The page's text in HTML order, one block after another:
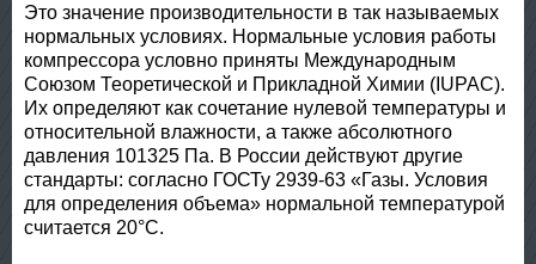
Это значение производительности в так называемых
нормальных условиях. Нормальные условия работы
компрессора условно приняты Международным
Союзом Теоретической и Прикладной Химии (IUPAC).
Их определяют как сочетание нулевой температуры и
относительной влажности, а также абсолютного
давления 101325 Па. В России действуют другие
стандарты: согласно ГОСТу 2939-63 «Газы. Условия
для определения объема» нормальной температурой
считается 20°С.